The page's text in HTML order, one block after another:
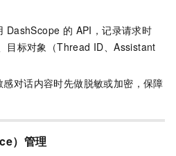
DashScope 的 API，记录请求时
目标对象（Thread ID、Assistant
感对话内容时先做脱敏或加密，保障
）管理